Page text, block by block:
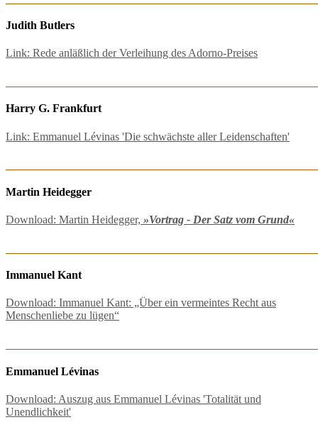
Judith Butlers
Link: Rede anläßlich der Verleihung des Adorno-Preises
Harry G. Frankfurt
Link: Emmanuel Lévinas 'Die schwächste aller Leidenschaften'
Martin Heidegger
Download: Martin Heidegger, »Vortrag - Der Satz vom Grund«
Immanuel Kant
Download: Immanuel Kant: „Über ein vermeintes Recht aus
Menschenliebe zu lügen“
Emmanuel Lévinas
Download: Auszug aus Emmanuel Lévinas 'Totalität und
Unendlichkeit'